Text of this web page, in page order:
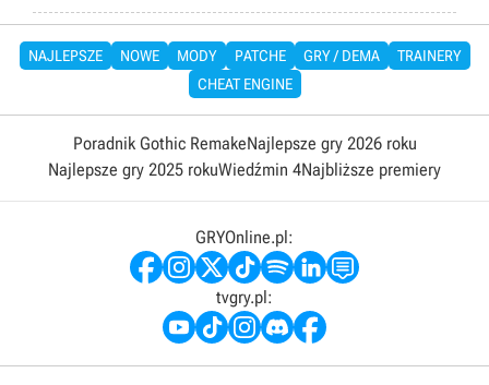
NAJLEPSZE NOWE MODY PATCHE GRY / DEMA
TRAINERY
CHEAT ENGINE
Poradnik Gothic RemakeNajlepsze gry 2026 roku
Najlepsze gry 2025 rokuWiedźmin 4Najbliższe premiery
GRYOnline.pl:
tvgry.pl: